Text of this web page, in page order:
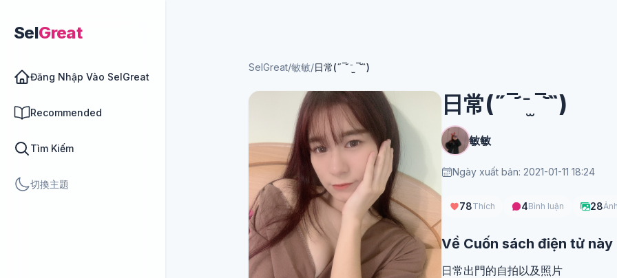
SelGreat
Đăng Nhập Vào SelGreat
Recommended
Tìm Kiếm
切換主題
SelGreat/敏敏/日常(˶‾᷄ ⁻̫ ‾᷅˵)
日常(˶‾᷄ ⁻̫ ‾᷅˵)
敏敏
Ngày xuất bản: 2021-01-11 18:24
78Thích 4Bình luận 28Ảnh
Về Cuốn sách điện tử này
日常出門的自拍以及照片